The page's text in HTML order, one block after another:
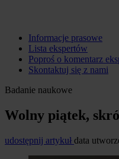
Informacje prasowe
Lista ekspertów
Poproś o komentarz
Skontaktuj się z nami
Badanie naukowe
Wolny piątek,
udostępnij artykuł data